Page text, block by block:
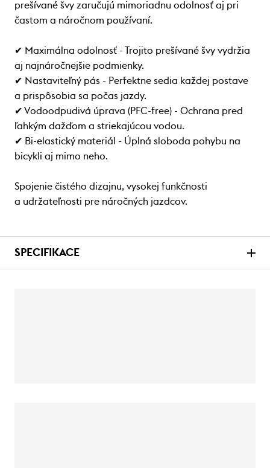
prešívané švy zaručujú mimoriadnu odolnosť aj pri
častom a náročnom používaní.
✔ Maximálna odolnosť - Trojito prešívané švy vydržia
aj najnáročnejšie podmienky.
✔ Nastaviteľný pás - Perfektne sedia každej postave
a prispôsobia sa počas jazdy.
✔ Vodoodpudivá úprava (PFC-free) - Ochrana pred
ľahkým dažďom a striekajúcou vodou.
✔ Bi-elastický materiál - Úplná sloboda pohybu na
bicykli aj mimo neho.
Spojenie čistého dizajnu, vysokej funkčnosti
a udržateľnosti pre náročných jazdcov.
SPECIFIKACE